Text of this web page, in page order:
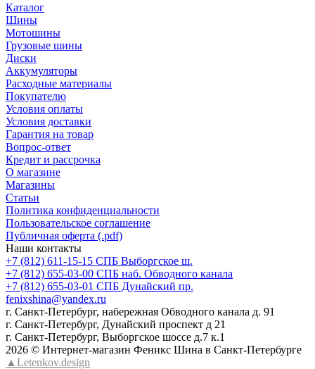
Каталог
Шины
Мотошины
Грузовые шины
Диски
Аккумуляторы
Расходные материалы
Покупателю
Условия оплаты
Условия доставки
Гарантия на товар
Вопрос-ответ
Кредит и рассрочка
О магазине
Магазины
Статьи
Политика конфиденциальности
Пользовательское соглашение
Публичная оферта (.pdf)
Наши контакты
+7 (812) 611-15-15 СПБ Выборгское ш.
+7 (812) 655-03-00 СПБ наб. Обводного канала
+7 (812) 655-03-01 СПБ Дунайский пр.
fenixshina@yandex.ru
г. Санкт-Петербург, набережная Обводного канала д. 91
г. Санкт-Петербург, Дунайский проспект д 21
г. Санкт-Петербург, Выборгское шоссе д.7 к.1
2026 © Интернет-магазин Феникс Шина в Санкт-Петербурге
▲Letenkov.design